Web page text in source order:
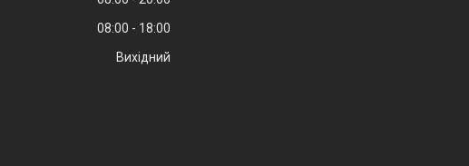
08:00
18:00
Вихідний